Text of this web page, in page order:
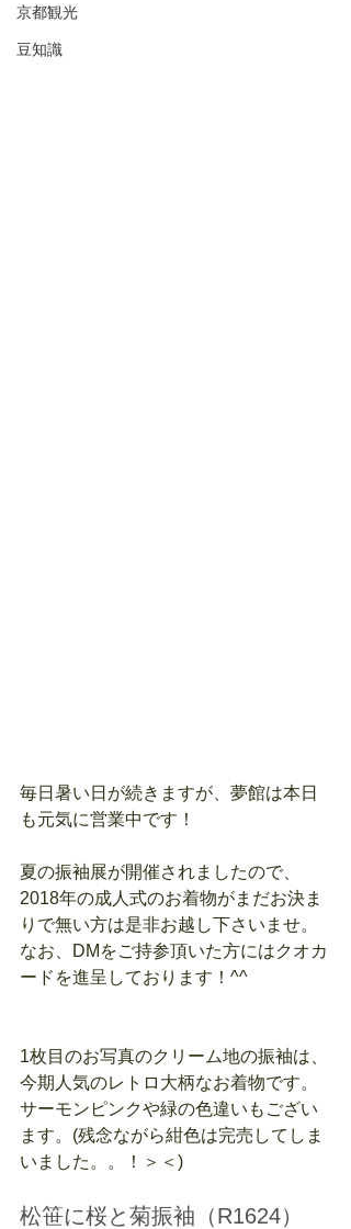
京都観光
豆知識
毎日暑い日が続きますが、夢館は本日
も元気に営業中です！
夏の振袖展が開催されましたので、
2018年の成人式のお着物がまだお決ま
りで無い方は是非お越し下さいませ。
なお、DMをご持参頂いた方にはクオカ
ードを進呈しております！^^
1枚目のお写真のクリーム地の振袖は、
今期人気のレトロ大柄なお着物です。
サーモンピンクや緑の色違いもござい
ます。(残念ながら紺色は完売してしま
いました。。！＞＜)
松笹に桜と菊振袖（R1624）